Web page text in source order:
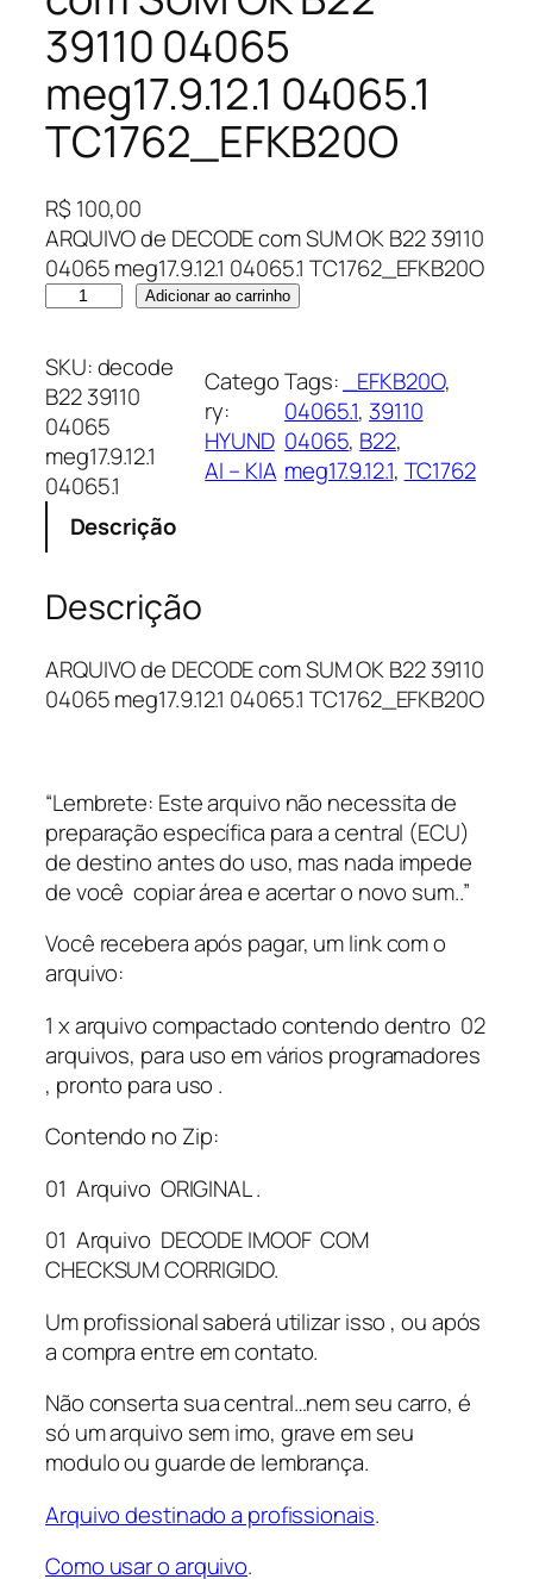
39110 04065
meg17.9.12.1 04065.1
TC1762_EFKB20O
R$ 100,00
ARQUIVO de DECODE com SUM OK B22 39110
04065 meg17.9.12.1 04065.1 TC1762_EFKB20O
Q
U
I
V
O
d
E
C
O
D
E
m
S
U
M
K
B
2
2
3
9
1
0
4
0
6
5
m
e
g
1
.
Adicionar ao carrinho
SKU:decode
B22 39110
04065
meg17.9.12.1
04065.1
Catego
ry:
HYUND
AI – KIA
Tags: _EFKB20O
04065.1, 39110
04065, B22
meg17.9.12.1, TC1762
Descrição
Descrição
ARQUIVO de DECODE com SUM OK B22 39110
04065 meg17.9.12.1 04065.1 TC1762_EFKB20O
“Lembrete: Este arquivo não necessita de
preparação específica para a central (ECU)
de destino antes do uso, mas nada impede
de você copiar área e acertar o novo sum..”
Você recebera após pagar, um link com o
arquivo:
1 x arquivo compactado contendo dentro 02
arquivos, para uso em vários programadores
, pronto para uso .
Contendo no Zip:
01 Arquivo ORIGINAL .
01 Arquivo DECODE IMOOF COM
CHECKSUM CORRIGIDO.
Um profissional saberá utilizar isso , ou após
a compra entre em contato.
Não conserta sua central…nem seu carro, é
só um arquivo sem imo, grave em seu
modulo ou guarde de lembrança.
Arquivo destinado a profissionais.
Como usar o arquivo.